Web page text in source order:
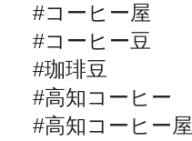
#コーヒー屋
#コーヒー豆
#珈琲豆
#高知コーヒー
#高知コーヒー屋